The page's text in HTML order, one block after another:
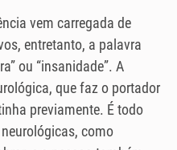
vem carregada de
entretanto, a palavra
ou “insanidade”. A
que faz o portador
previamente. É todo
como